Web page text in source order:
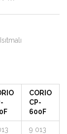
CORIO
CP-
600F
9 013